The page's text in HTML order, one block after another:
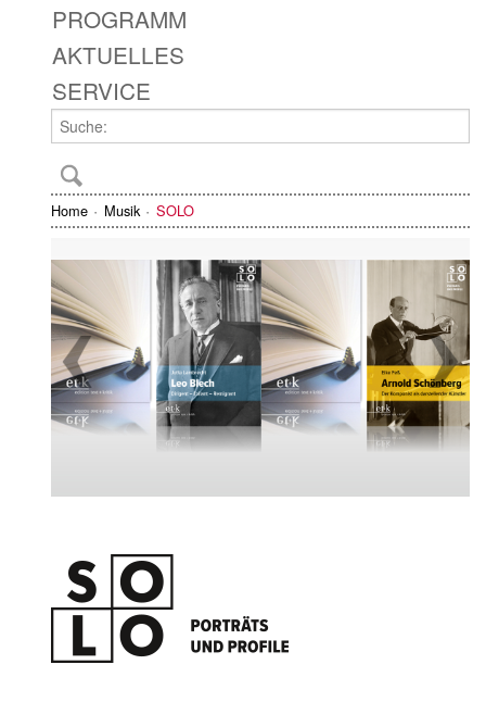
PROGRAMM
AKTUELLES
SERVICE
Home Musik SOLO